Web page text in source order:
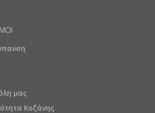
μας
Κοζάνης